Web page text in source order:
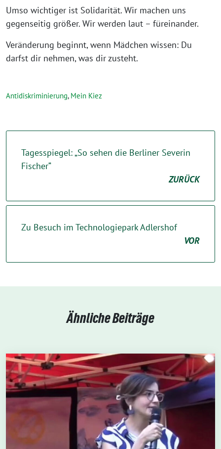
Umso wichtiger ist Solidarität. Wir machen uns
gegenseitig größer. Wir werden laut – füreinander.
Veränderung beginnt, wenn Mädchen wissen: Du
darfst dir nehmen, was dir zusteht.⁩
Antidiskriminierung, Mein Kiez
Tagesspiegel: „So sehen die Berliner Severin
Fischer“
ZURÜCK
Zu Besuch im Technologiepark Adlershof
VOR
Ähnliche Beiträge